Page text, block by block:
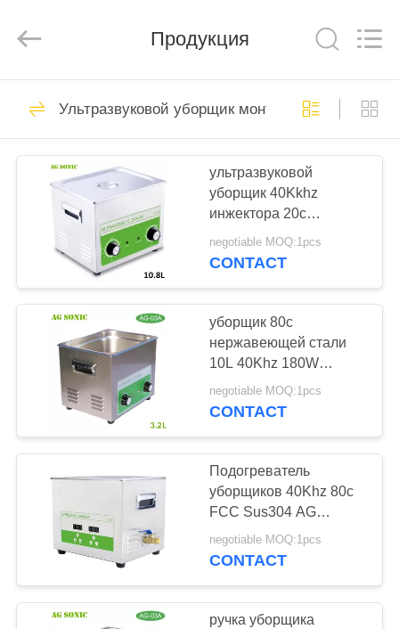
ДОМ
ПРОДУКТЫ
ПУТЕШЕСТВИЕ
ФАБРИКИ
ПРОВЕРКА
КАЧЕСТВА
СВЯЖИТЕСЬ
МЫ
limited.
Промышленные
ультразвуковые
Cleaner
345
Автомобильный
ультразвуковой
уборщик
104
Ультразвуковой
уборщик двигателя
Продукция
Ультразвуковой уборщик монтажной платы
ультразвуковой
уборщик 40Kkhz
инжектора 20c
регулируемый 10L для
частей оборудования
negotiable MOQ:1pcs
CONTACT
уборщик 80c
нержавеющей стали
10L 40Khz 180W
ультразвуковой
регулируемый
negotiable MOQ:1pcs
CONTACT
Подогреватель
уборщиков 40Khz 80c
FCC Sus304 AG
ЗВУКОВОЙ
промышленный
negotiable MOQ:1pcs
CONTACT
ручка уборщика